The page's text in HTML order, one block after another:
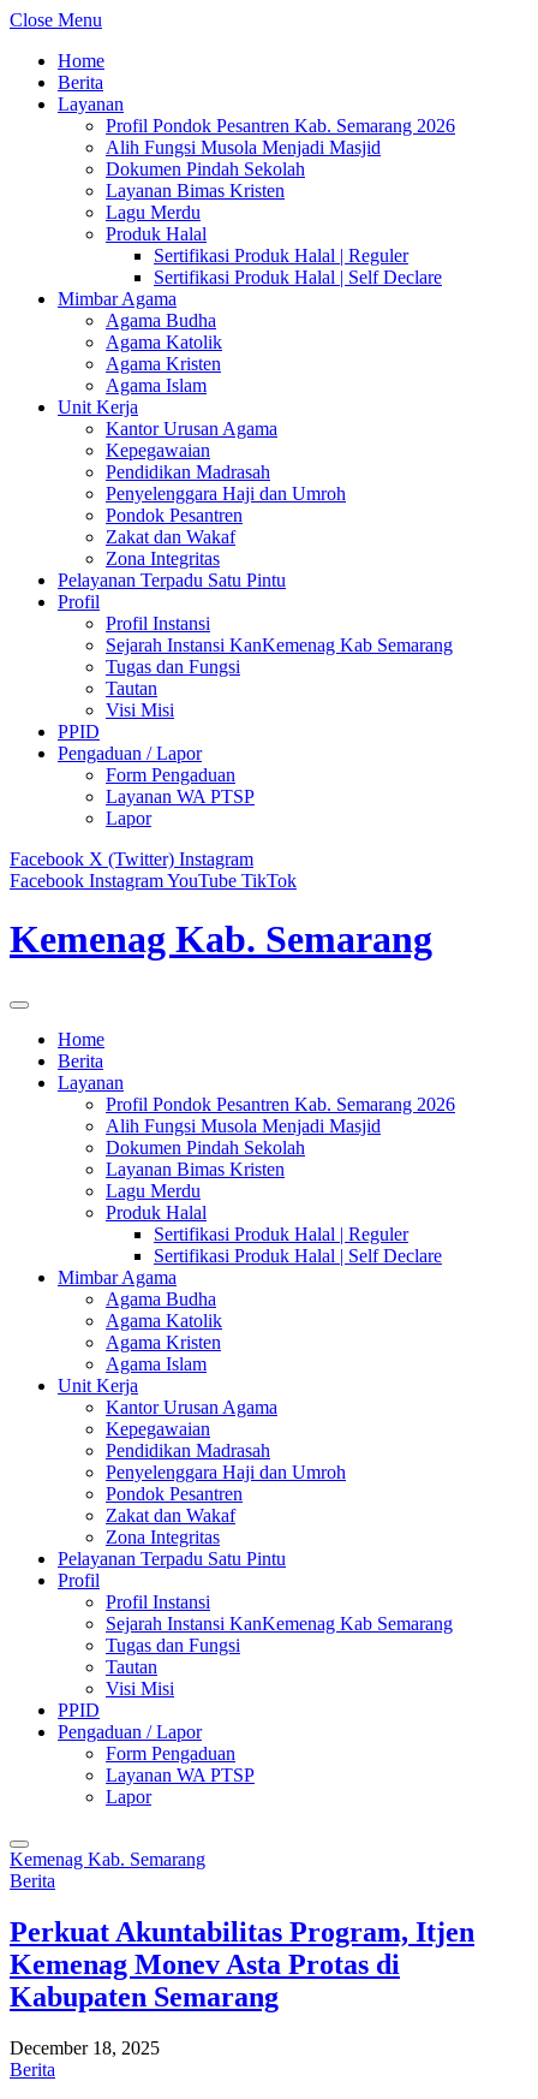
Close Menu
Home
Berita
Layanan
Profil Pondok Pesantren Kab. Semarang 2026
Alih Fungsi Musola Menjadi Masjid
Dokumen Pindah Sekolah
Layanan Bimas Kristen
Lagu Merdu
Produk Halal
Sertifikasi Produk Halal | Reguler
Sertifikasi Produk Halal | Self Declare
Mimbar Agama
Agama Budha
Agama Katolik
Agama Kristen
Agama Islam
Unit Kerja
Kantor Urusan Agama
Kepegawaian
Pendidikan Madrasah
Penyelenggara Haji dan Umroh
Pondok Pesantren
Zakat dan Wakaf
Zona Integritas
Pelayanan Terpadu Satu Pintu
Profil
Profil Instansi
Sejarah Instansi KanKemenag Kab Semarang
Tugas dan Fungsi
Tautan
Visi Misi
PPID
Pengaduan / Lapor
Form Pengaduan
Layanan WA PTSP
Lapor
Facebook X (Twitter) Instagram
Facebook InstagramYouTube TikTok
Kemenag Kab. Semarang
Home
Berita
Layanan
Profil Pondok Pesantren Kab. Semarang 2026
Alih Fungsi Musola Menjadi Masjid
Dokumen Pindah Sekolah
Layanan Bimas Kristen
Lagu Merdu
Produk Halal
Sertifikasi Produk Halal | Reguler
Sertifikasi Produk Halal | Self Declare
Mimbar Agama
Agama Budha
Agama Katolik
Agama Kristen
Agama Islam
Unit Kerja
Kantor Urusan Agama
Kepegawaian
Pendidikan Madrasah
Penyelenggara Haji dan Umroh
Pondok Pesantren
Zakat dan Wakaf
Zona Integritas
Pelayanan Terpadu Satu Pintu
Profil
Profil Instansi
Sejarah Instansi KanKemenag Kab Semarang
Tugas dan Fungsi
Tautan
Visi Misi
PPID
Pengaduan / Lapor
Form Pengaduan
Layanan WA PTSP
Lapor
Kemenag Kab. Semarang
Berita
Perkuat Akuntabilitas Program, Itjen
Kemenag Monev Asta Protas di
Kabupaten Semarang
December 18, 2025
Berita